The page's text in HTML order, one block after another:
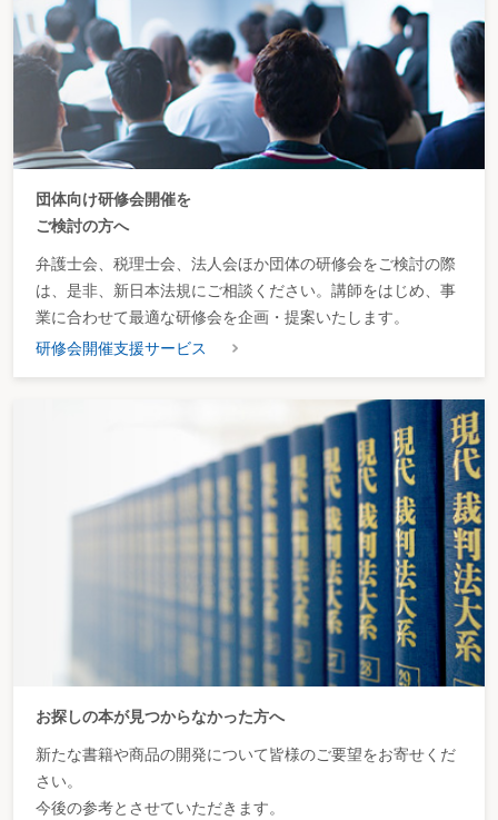
団体向け研修会開催を
ご検討の方へ
弁護士会、税理士会、法人会ほか団体の研修会をご検討の際
は、是非、新日本法規にご相談ください。講師をはじめ、事
業に合わせて最適な研修会を企画・提案いたします。
研修会開催支援サービス
お探しの本が見つからなかった方へ
新たな書籍や商品の開発について皆様のご要望をお寄せくだ
さい。
今後の参考とさせていただきます。